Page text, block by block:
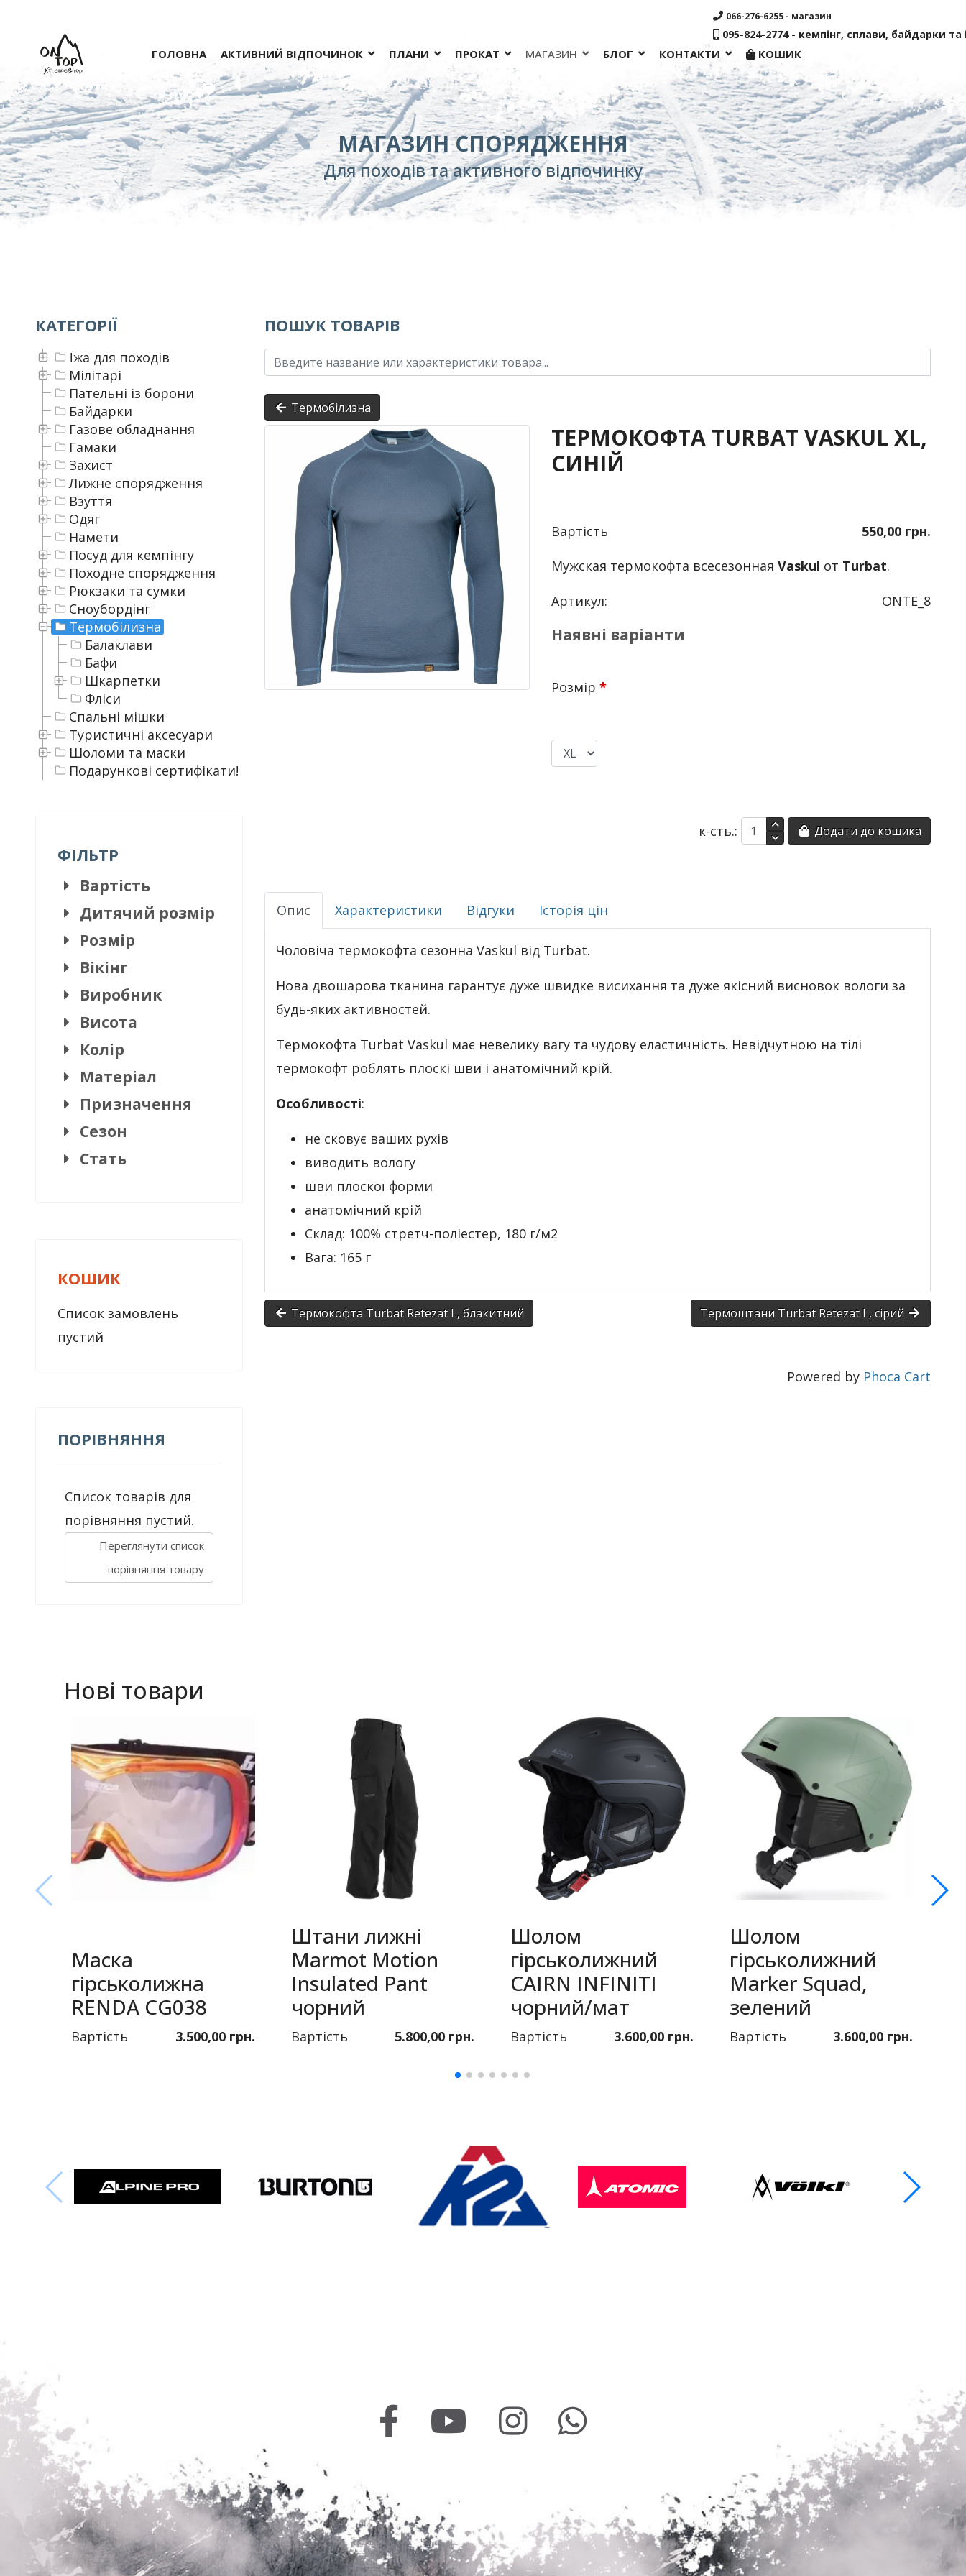
ГОЛОВНА АКТИВНИЙ ВІДПОЧИНОК ПЛАНИ ПРОКАТ МАГАЗИН БЛОГ КОНТАКТИ КОШИК
066-276-6255 - магазин
095-824-2774 - кемпінг, сплави, байдарки та
МАГАЗИН СПОРЯДЖЕННЯ
Для походів та активного відпочинку
КАТЕГОРІЇ
Подарункові сертифікати!
Шоломи та маски
Туристичні аксесуари
Спальні мішки
Термобілизна
Балаклави
Бафи
Шкарпетки
Фліси
Сноубордінг
Рюкзаки та сумки
Походне спорядження
Посуд для кемпінгу
Намети
Одяг
Взуття
Лижне спорядження
Захист
Гамаки
Газове обладнання
Байдарки
Пательні із борони
Мілітарі
Їжа для походів
ФІЛЬТР
Вартість
Дитячий розмір
Розмір
Вікінг
Виробник
Висота
Колір
Матеріал
Призначення
Сезон
Стать
КОШИК
Список замовлень
пустий
ПОРІВНЯННЯ
Список товарів для
порівняння пустий.
Переглянути список
порівняння товару
ПОШУК ТОВАРІВ
Термобілизна
ТЕРМОКОФТА TURBAT VASKUL XL,
СИНІЙ
Вартість
550,00 грн.
Мужская термокофта всесезонная Vaskul от Turbat.
Артикул: ONTE_8
Наявні варіанти
Розмір *
к-сть.: Додати до кошика
Опис Характеристики Відгуки Історія цін
Чоловіча термокофта сезонна Vaskul від Turbat.
Нова двошарова тканина гарантує дуже швидке висихання та дуже якісний висновок вологи за
будь-яких активностей.
Термокофта Turbat Vaskul має невелику вагу та чудову еластичність. Невідчутною на тілі
термокофт роблять плоскі шви і анатомічний крій.
Особливості:
не сковує ваших рухів
виводить вологу
шви плоскої форми
анатомічний крій
Склад: 100% стретч-поліестер, 180 г/м2
Вага: 165 г
Термокофта Turbat Retezat L, блакитний Термоштани Turbat Retezat L, сірий
Powered by Phoca Cart
Нові товари
Маска
гірськолижна
RENDA CG038
Вартість 3.500,00 грн.
Штани лижні
Marmot Motion
Insulated Pant
чорний
Вартість 5.800,00 грн.
Шолом
гірськолижний
CAIRN INFINITI
чорний/мат
Вартість 3.600,00 грн.
Шолом
гірськолижний
Marker Squad,
зелений
Вартість 3.600,00 грн.